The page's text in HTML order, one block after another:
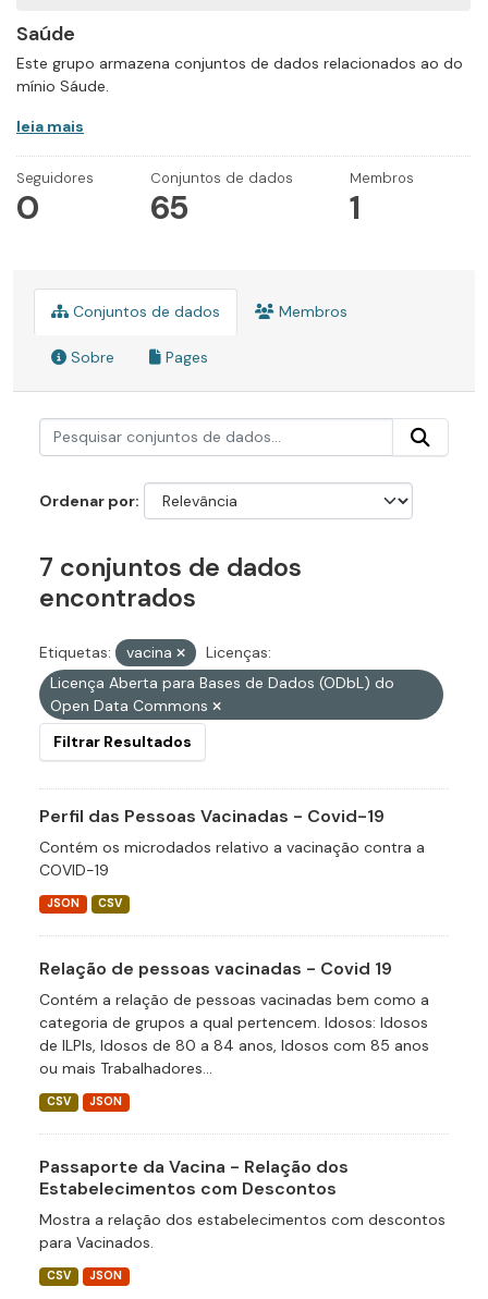
Saúde
Este grupo armazena conjuntos de dados relacionados ao do
mínio Sáude.
leia mais
Seguidores
0
Conjuntos de dados
65
Membros
1
Conjuntos de dados Membros
Sobre Pages
Ordenar por
7 conjuntos de dados
encontrados
Etiquetas: vacina
Licenças:
Licença Aberta para Bases de Dados (ODbL) do
Open Data Commons
Filtrar Resultados
Perfil das Pessoas Vacinadas - Covid-19
Contém os microdados relativo a vacinação contra a
COVID-19
JSON CSV
Relação de pessoas vacinadas - Covid 19
Contém a relação de pessoas vacinadas bem como a
categoria de grupos a qual pertencem. Idosos: Idosos
de ILPIs, Idosos de 80 a 84 anos, Idosos com 85 anos
ou mais Trabalhadores...
CSV JSON
Passaporte da Vacina - Relação dos
Estabelecimentos com Descontos
Mostra a relação dos estabelecimentos com descontos
para Vacinados.
CSV JSON